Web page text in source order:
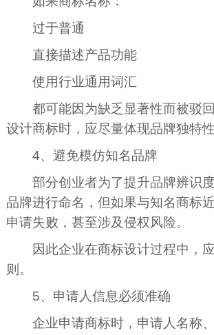
过于普通
直接描述产品功能
使用行业通用词汇
都可能因为缺乏显著性而被驳
设计商标时，应尽量体现品牌独特性
4、避免模仿知名品牌
部分创业者为了提升品牌辨识
品牌进行命名，但如果与知名商标
申请失败，甚至涉及侵权风险。
因此企业在商标设计过程中，
则。
5、申请人信息必须准确
企业申请商标时，申请人名称